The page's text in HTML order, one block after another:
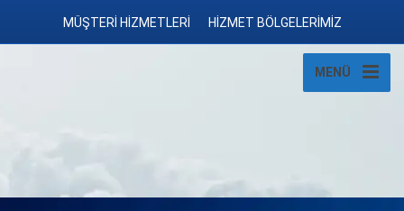
MÜŞTERİ HİZMETLERİ HİZMET BÖLGELERİMİZ
MENÜ